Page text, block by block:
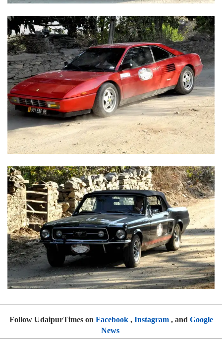
Follow UdaipurTimes on Facebook, Instagram, and Google
News